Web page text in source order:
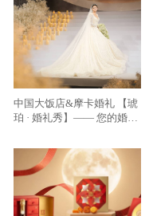
中国大饭店&摩卡婚礼 【琥
珀 · 婚礼秀】—— 您的婚